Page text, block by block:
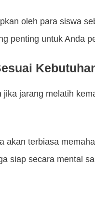
oleh para siswa
penting untuk Anda
jarang melatih
akan terbiasa
siap secara mental